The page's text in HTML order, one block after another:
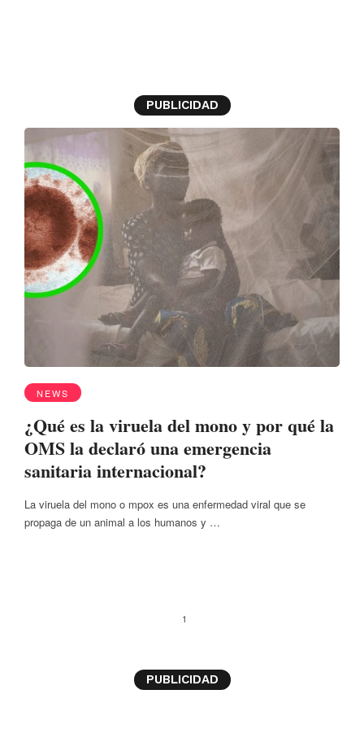
PUBLICIDAD
NEWS
¿Qué es la viruela del mono y por qué la
OMS la declaró una emergencia
sanitaria internacional?
La viruela del mono o mpox es una enfermedad viral que se
propaga de un animal a los humanos y …
1
PUBLICIDAD